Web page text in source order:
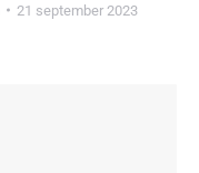
21 september 2023